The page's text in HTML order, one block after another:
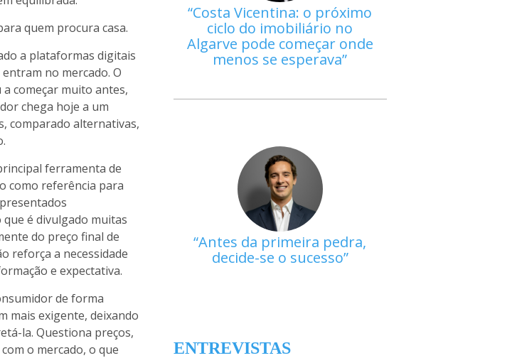
quem procura casa.
a plataformas digitais
no mercado. O
começar muito antes,
chega hoje a um
comparado alternativas,
ferramenta de
como referência para
é divulgado muitas
do preço final de
reforça a necessidade
e expectativa.
de forma
mais exigente, deixando
la. Questiona preços,
o mercado, o que
Costa Vicentina: o próximo
ciclo do imobiliário no
Algarve pode começar onde
menos se esperava
Antes da primeira pedra,
decide-se o sucesso
ENTREVISTAS